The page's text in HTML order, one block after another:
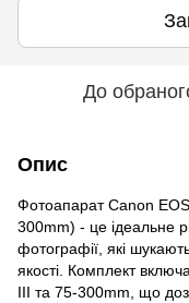
До
Опис
Фотоапарат Canon
300mm) - це ідеальне
фотографії, які
якості. Комплект
III та 75-300mm, що